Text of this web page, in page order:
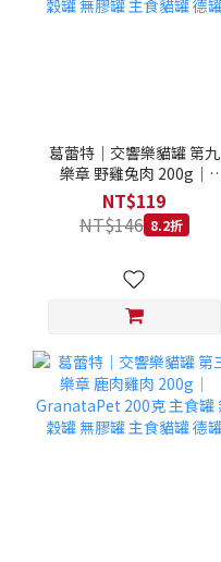
葛蕾特｜交響樂貓罐 第九
樂章 野雞兔肉 200g｜
GranataPet 200克 主食罐
無穀罐 無膠罐 主食貓罐 德
罐
NT$119
NT$146 8.2折